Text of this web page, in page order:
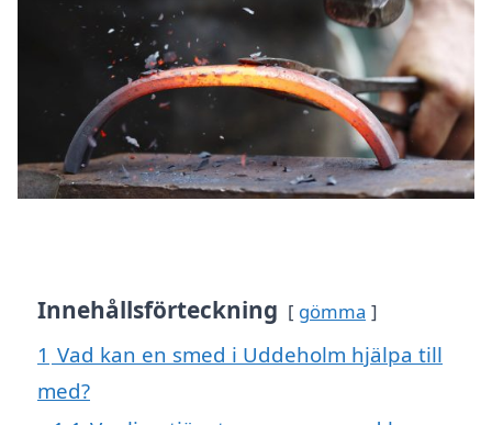
Innehållsförteckning gömma
1 Vad kan en smed i Uddeholm hjälpa till
med?